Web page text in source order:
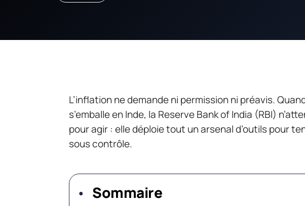
L’inflation ne demande ni permission ni préavis.
s’emballe en Inde, la Reserve Bank of India (RBI)
pour agir : elle déploie tout un arsenal d’outils pour
sous contrôle.
Sommaire